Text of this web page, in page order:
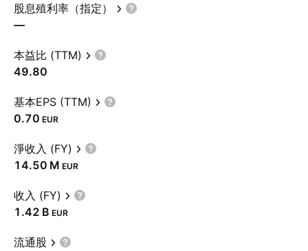
股息殖利率（指定）
—
本益比 (TTM)
49.80
基本EPS (TTM)
0.70 EUR
淨收入 (FY)
‪14.50 M‬ EUR
收入 (FY)
‪1.42 B‬ EUR
流通股